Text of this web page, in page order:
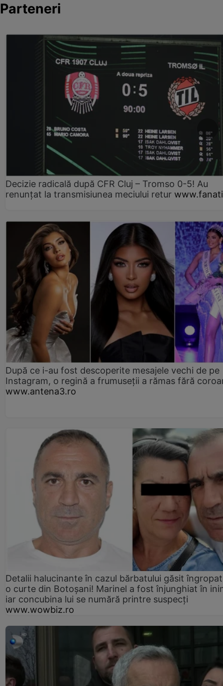
Parteneri
Decizie radicală după CFR Cluj – Tromso 0-5! Au
renunțat la transmisiunea meciului retur
După ce i-au fost descoperite mesajele vechi de pe
Instagram, o regină a frumuseții a rămas fără
www.antena3.ro
Detalii halucinante în cazul bărbatului găsit
o curte din Botoșani! Marinel a fost înjunghiat în
iar concubina lui se numără printre suspecți
www.wowbiz.ro